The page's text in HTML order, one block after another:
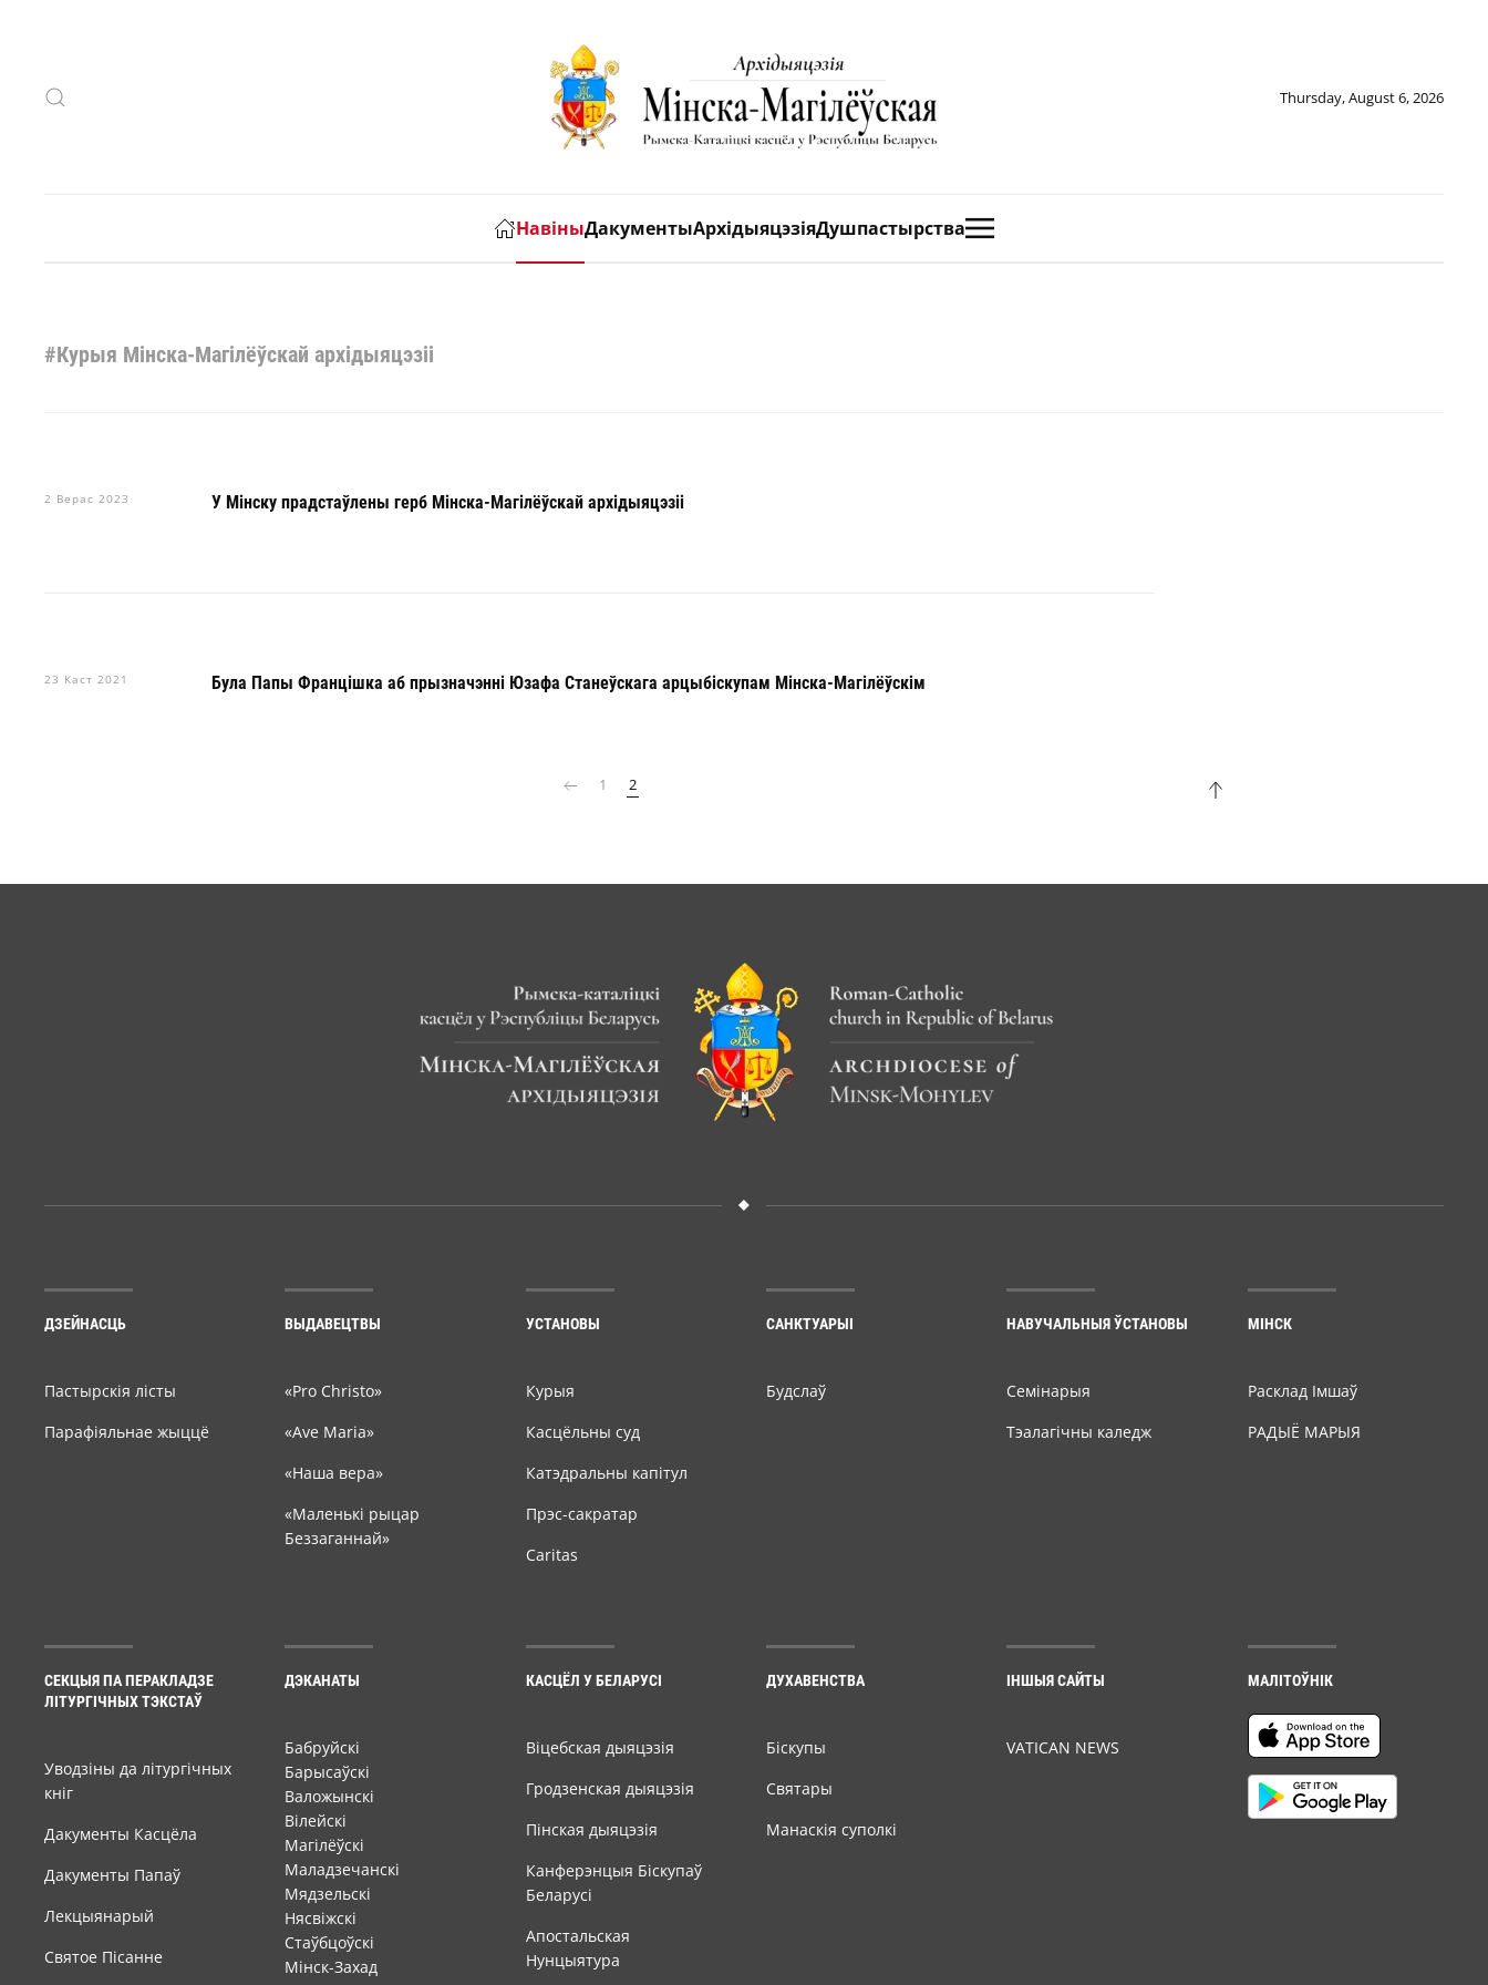
Thursday, August 6, 2026
НавіныДакументыАрхідыяцэзіяДушпастырства
#Курыя Мінска-Магілёўскай архідыяцэзіі
2 Верас 2023 У Мінску прадстаўлены герб Мінска-Магілёўскай архідыяцэзіі
23 Каст 2021 Була Папы Францішка аб прызначэнні Юзафа Станеўскага арцыбіскупам Мінска-Магілёўскім
1 2
ДЗЕЙНАСЦЬ
Пастырскія лісты
Парафіяльнае жыццё
ВЫДАВЕЦТВЫ
«Pro Christo»
«Ave Maria»
«Наша вера»
«Маленькі рыцар
Беззаганнай»
УСТАНОВЫ
Курыя
Касцёльны суд
Катэдральны капітул
Прэс-сакратар
Caritas
САНКТУАРЫІ
Будслаў
НАВУЧАЛЬНЫЯ ЎСТАНОВЫ
Семiнарыя
Тэалагічны каледж
МІНСК
Расклад Імшаў
РАДЫЁ МАРЫЯ
СЕКЦЫЯ ПА ПЕРАКЛАДЗЕ
ЛІТУРГІЧНЫХ ТЭКСТАЎ
Уводзіны да літургічных
кніг
Дакументы Касцёла
Дакументы Папаў
Лекцыянарый
Святое Пісанне
ДЭКАНАТЫ
Бабруйскі
Барысаўскі
Валожынскі
Вілейскі
Магілёўскі
Маладзечанскі
Мядзельскі
Нясвіжскі
Стаўбцоўскі
Мінск-Захад
КАСЦЁЛ У БЕЛАРУСІ
Віцебская дыяцэзія
Гродзенская дыяцэзія
Пінская дыяцэзія
Канферэнцыя Біскупаў
Беларусі
Апостальская
Нунцыятура
ДУХАВЕНСТВА
Біскупы
Святары
Манаскія суполкі
ІНШЫЯ САЙТЫ
VATICAN NEWS
МАЛІТОЎНІК